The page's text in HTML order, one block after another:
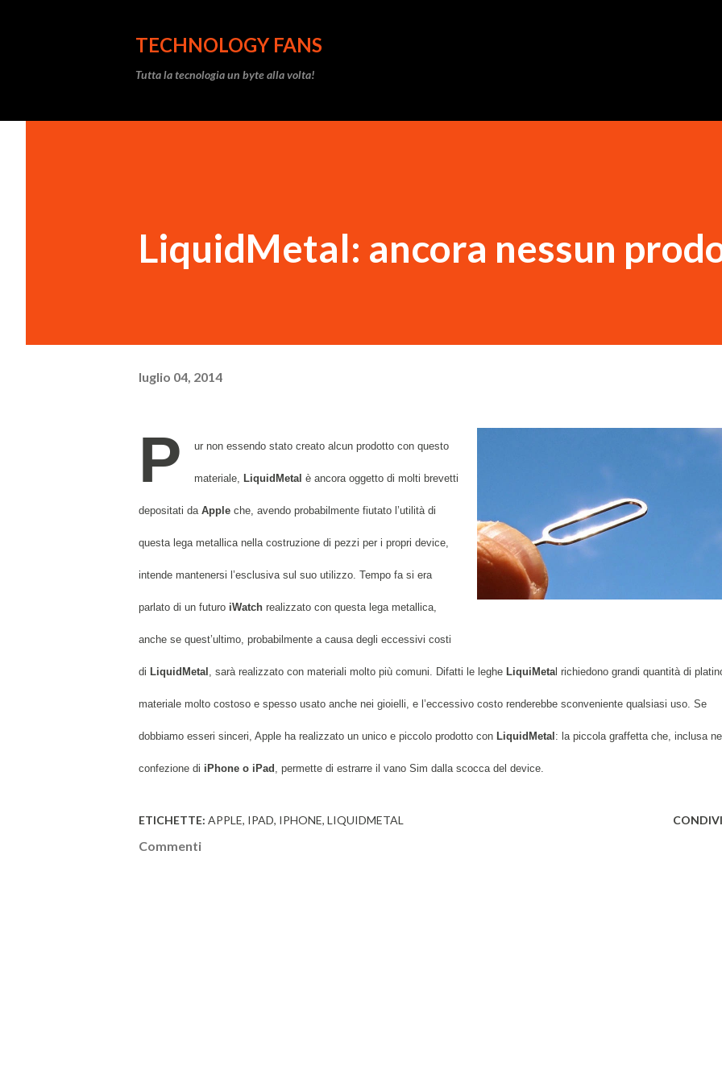
TECHNOLOGY FANS
Tutta la tecnologia un byte alla volta!
LiquidMetal: ancora nessun
luglio 04, 2014
P ur non essendo stato creato alcun prodotto con questo
materiale, LiquidMetal è ancora oggetto di molti brevetti
depositati da Apple che, avendo probabilmente fiutato l’utilità di
questa lega metallica nella costruzione di pezzi per i propri device,
intende mantenersi l’esclusiva sul suo utilizzo. Tempo fa si era
parlato di un futuro iWatch realizzato con questa lega metallica,
anche se quest’ultimo, probabilmente a causa degli eccessivi costi
di LiquidMetal , sarà realizzato con materiali molto più comuni. Difatti le leghe LiquiMetal richiedono grandi quantità di
materiale molto costoso e spesso usato anche nei gioielli, e l’eccessivo costo renderebbe sconveniente qualsiasi uso. Se
dobbiamo esseri sinceri, Apple ha realizzato un unico e piccolo prodotto con LiquidMetal : la piccola graffetta che, inclusa
confezione di iPhone o iPad , permette di estrarre il vano Sim dalla scocca del device.
ETICHETTE: APPLE IPAD IPHONE LIQUIDMETAL
Commenti